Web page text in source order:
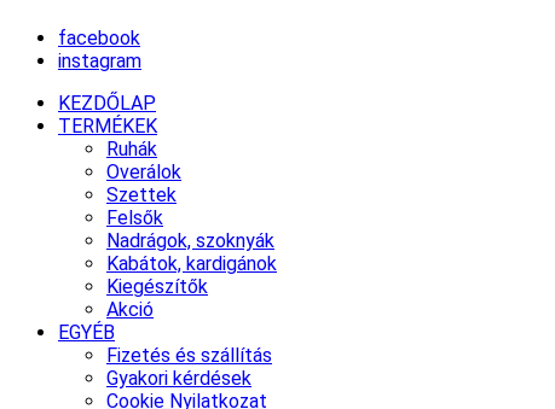
facebook
instagram
KEZDŐLAP
TERMÉKEK
Ruhák
Overálok
Szettek
Felsők
Nadrágok, szoknyák
Kabátok, kardigánok
Kiegészítők
Akció
EGYÉB
Fizetés és szállítás
Gyakori kérdések
Cookie Nyilatkozat